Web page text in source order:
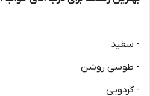
- سفید
- طوسی روشن
- گردویی